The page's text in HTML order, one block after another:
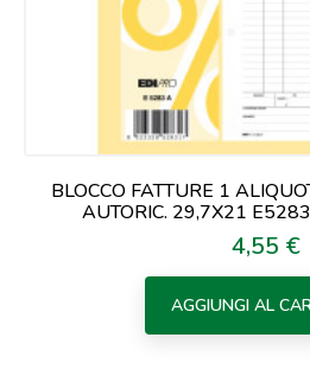
BLOCCO FATTURE 1
AUTORIC. 29,7X21
Prezzo
4,55 €
AGGIUNGI AL